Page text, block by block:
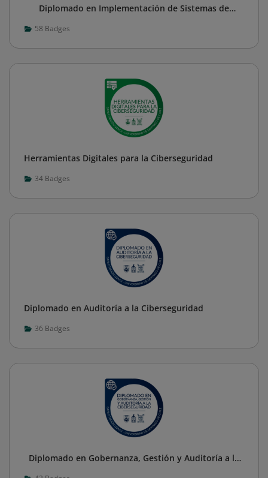
Diplomado en Implementación de Sistemas de
58 Badges
Herramientas Digitales para la Ciberseguridad
34 Badges
Diplomado en Auditoría a la Ciberseguridad
36 Badges
Diplomado en Gobernanza, Gestión y Auditoría a la